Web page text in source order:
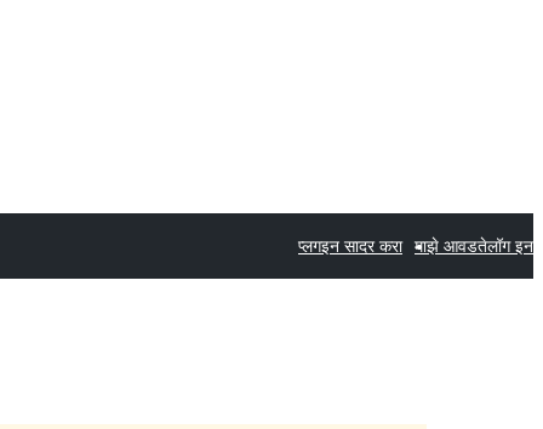
प्लगइन सादर करा माझे आवडतेलॉग इन